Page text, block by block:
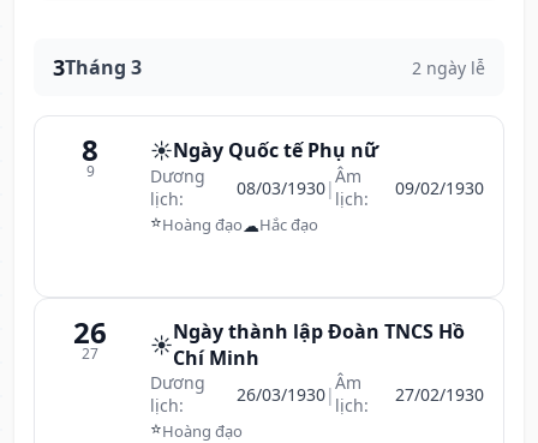
3Tháng 3 2 ngày lễ
8
9
☀️Ngày Quốc tế Phụ nữ
Dương
lịch:
08/03/1930|Âm
lịch:
09/02/1930
⭐Hoàng đạo☁Hắc đạo
26
27 ☀️Ngày thành lập Đoàn TNCS Hồ
Chí Minh
Dương
lịch:
26/03/1930|Âm
lịch:
27/02/1930
⭐Hoàng đạo